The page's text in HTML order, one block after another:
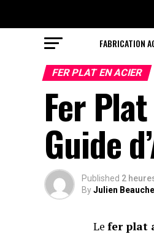
FABRICATION
FER PLAT EN ACIER
Fer
Guide
Published 2
ByJulien
Le fer plat